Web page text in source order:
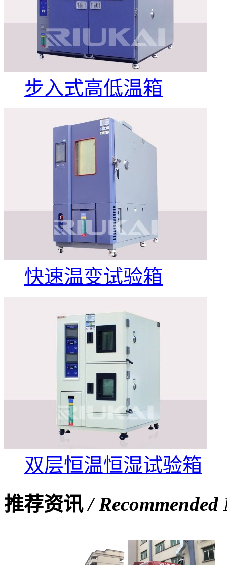
步入式高低温箱
快速温变试验箱
双层恒温恒湿试验箱
推荐资讯/ Recommended